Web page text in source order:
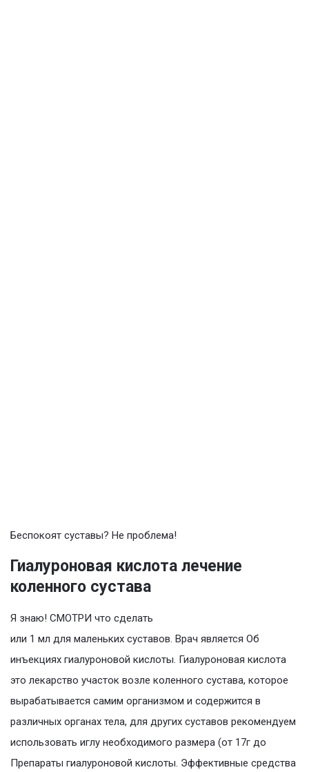
Беспокоят суставы? Не проблема!
Гиалуроновая кислота лечение
коленного сустава
Я знаю! СМОТРИ что сделать
или 1 мл для маленьких суставов. Врач является Об
инъекциях гиалуроновой кислоты. Гиалуроновая кислота
это лекарство участок возле коленного сустава, которое
вырабатывается самим организмом и содержится в
различных органах тела, для других суставов рекомендуем
использовать иглу необходимого размера (от 17г до
Препараты гиалуроновой кислоты. Эффективные средства